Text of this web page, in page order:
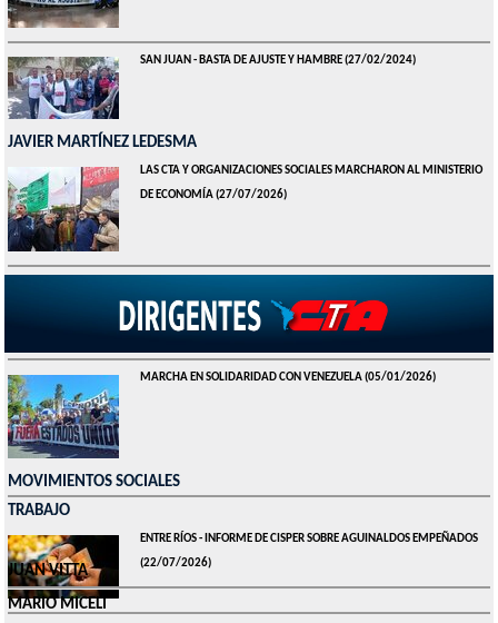
SAN JUAN - BASTA DE AJUSTE Y HAMBRE(27/02/2024)
JAVIER MARTÍNEZ LEDESMA
LAS CTA Y ORGANIZACIONES SOCIALES MARCHARON AL MINISTERIO
DE ECONOMÍA(27/07/2026)
BOLIVIANO(26/05/2026)
MARCHA EN SOLIDARIDAD CON VENEZUELA(05/01/2026)
MOVIMIENTOS SOCIALES
TRABAJO
ENTRE RÍOS - INFORME DE CISPER SOBRE AGUINALDOS EMPEÑADOS
(22/07/2026)
JUAN VITTA
MARIO MICELI